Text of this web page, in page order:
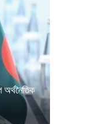
অর্থনৈতিক